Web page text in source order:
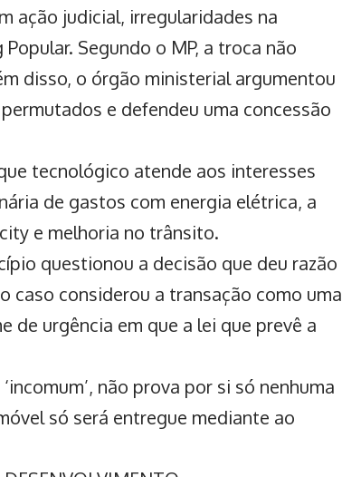
ação judicial, irregularidades na
Segundo o MP, a troca não
disso, o órgão ministerial argumentou
e defendeu uma concessão
tecnológico atende aos interesses
de gastos com energia elétrica, a
e melhoria no trânsito.
questionou a decisão que deu razão
caso considerou a transação como uma
de urgência em que a lei que prevê a
não prova por si só nenhuma
só será entregue mediante ao